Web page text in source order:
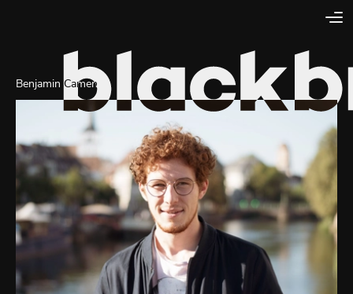
Benjamin Camen